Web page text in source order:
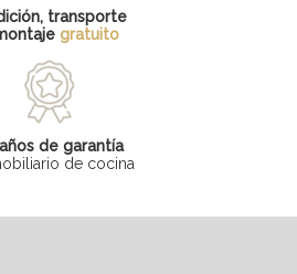
transporte
gratuito
de garantía
de cocina